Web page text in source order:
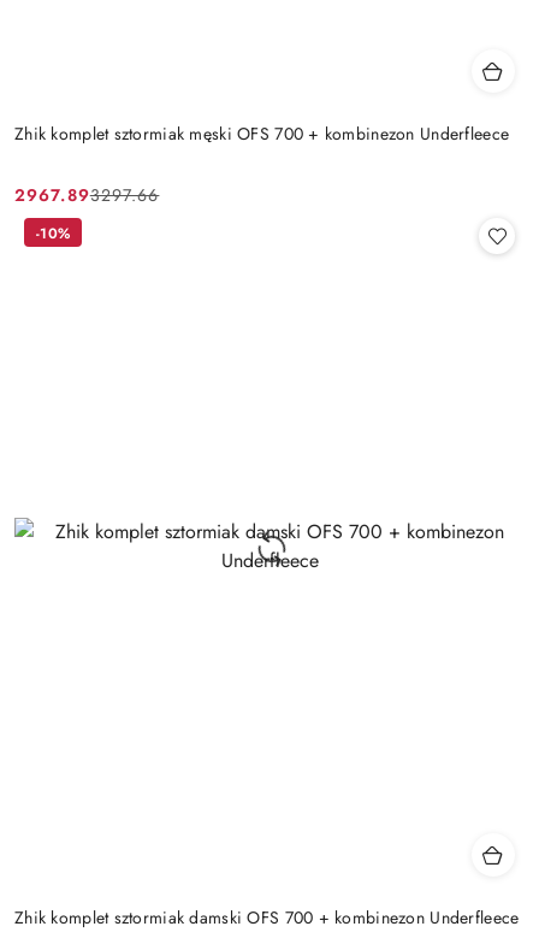
Zhik komplet sztormiak męski OFS 700 + kombinezon Underfleece
Cena
promocyjna:
2967.89
Cena
przed
3297.66
Zhik komplet sztormiak damski OFS 700 + kombinezon Underfleece
-10%